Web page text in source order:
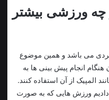
چه ورزشی بیشتر
می باشد و همین موضوع
انجام پیش بینی ها به
از آن استفاده کنند.
دادیم ورزش هایی که به صورت